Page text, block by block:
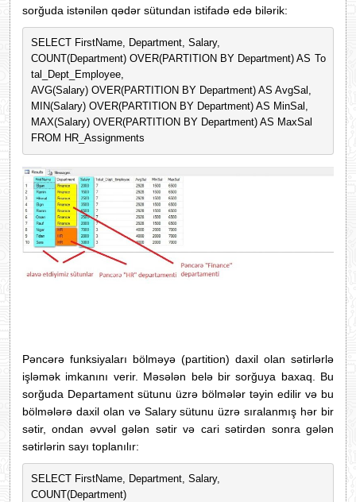
sorğuda istənilən qədər sütundan istifadə edə bilərik:
SELECT FirstName, Department, Salary,
COUNT(Department) OVER(PARTITION BY Department) AS To
tal_Dept_Employee,
AVG(Salary) OVER(PARTITION BY Department) AS AvgSal,
MIN(Salary) OVER(PARTITION BY Department) AS MinSal,
MAX(Salary) OVER(PARTITION BY Department) AS MaxSal
FROM HR_Assignments
Pəncərə funksiyaları bölməyə (partition) daxil olan sətirlərlə
işləmək imkanını verir. Məsələn belə bir sorğuya baxaq. Bu
sorğuda Departament sütunu üzrə bölmələr təyin edilir və bu
bölmələrə daxil olan və Salary sütunu üzrə sıralanmış hər bir
sətir, ondan əvvəl gələn sətir və cari sətirdən sonra gələn
sətirlərin sayı toplanılır:
SELECT FirstName, Department, Salary,
COUNT(Department)